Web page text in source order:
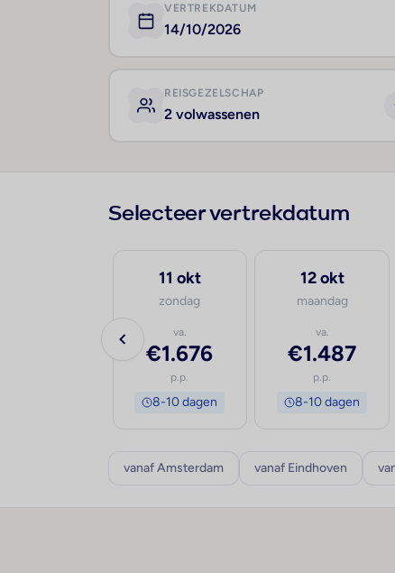
VERTREKDATUM
14/10/2026
REISGEZELSCHAP
2 volwassenen
Selecteer vertrekdatum
11 okt
zondag
va.
€1.676
p.p.
8-10 dagen
12 okt
maandag
va.
€1.487
p.p.
8-10 dagen
vanaf Amsterdam vanaf Eindhoven